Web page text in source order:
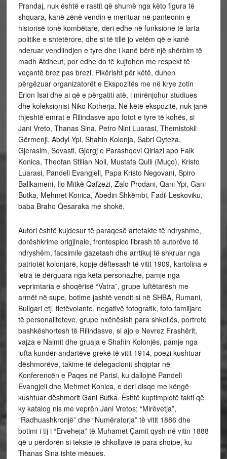
Prandaj, nuk është e rastit që shumë nga këto figura të
shquara, kanë zënë vendin e merituar në panteonin e
historisë tonë kombëtare, deri edhe në funksione të larta
politike e shtetërore, dhe si të tillë jo vetëm që e kanë
nderuar vendlindjen e tyre dhe i kanë bërë një shërbim të
madh Atdheut, por edhe do të kujtohen me respekt të
veçantë brez pas brezi. Pikërisht për këtë, duhen
përgëzuar organizatorët e Ekspozitës me në krye zotin
Erion Isai dhe ai që e përgatiti atë, i mirënjohur studiues
dhe koleksionist Niko Kotherja. Në këtë ekspozitë, nuk janë
thjeshtë emrat e Rilindasve apo fotot e tyre të kohës, si
Jani Vreto, Thanas Sina, Petro Nini Luarasi, Themistokli
Gërmenji, Abdyl Ypi, Shahin Kolonja, Sabri Qyteza,
Gjerasim, Sevasti, Gjergj e Parashqevi Qiriazi apo Faik
Konica, Theofan Stilian Noli, Mustafa Qulli (Muço), Kristo
Luarasi, Pandeli Evangjeli, Papa Kristo Negovani, Spiro
Ballkameni, Ilo Mitkë Qafzezi, Zalo Prodani, Qani Ypi, Gani
Butka, Mehmet Konica, Abedin Shkëmbi, Fadil Leskoviku,
baba Braho Qesaraka me shokë.
Autori është kujdesur të paraqesë artefakte të ndryshme,
dorëshkrime origjinale, frontespice librash të autorëve të
ndryshëm, facsimile gazetash dhe arrtikuj të shkruar nga
patriotët kolonjarë, kopje dëftesash të vitit 1909, kartolina e
letra të dërguara nga këta personazhe, pamje nga
veprimtaria e shoqërisë “Vatra”, grupe luftëtarësh me
armët në supe, botime jashtë vendit si në SHBA, Rumani,
Bullgari etj. fletëvolante, negativë fotografik, foto familjare
të personaliteteve, grupe nxënësish para shkollës, portrete
bashkëshortesh të Rilindasve, si ajo e Nevrez Frashërit,
vajza e Naimit dhe gruaja e Shahin Kolonjës, pamje nga
lufta kundër andartëve grekë të vitit 1914, poezi kushtuar
dëshmorëve, takime të delegacionit shqiptar në
Konferencën e Paqes në Parisi, ku dallojnë Pandeli
Evangjeli dhe Mehmet Konica, e deri disqe me këngë
kushtuar dëshmorit Gani Butka. Është kuptimplotë fakti që
ky katalog nis me veprën Jani Vretos; “Mirëvetja”,
“Radhuashkronjë” dhe “Numëratorja” të vitit 1886 dhe
botimi i tij i “Erveheja” të Muhamet Çamit qysh në vitin 1888
që u përdorën si tekste të shkollave të para shqipe, ku
Thanas Sina ishte mësues.